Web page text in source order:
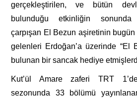
gerçekleştirilen, ve bütün
bulunduğu etkinliğin sonunda
çarpışan El Bezun aşiretinin
gelenleri Erdoğan’a üzerinde “El
bulunan bir sancak hediye
Kut’ül Amare zaferi TRT
sezonunda 33 bölümü